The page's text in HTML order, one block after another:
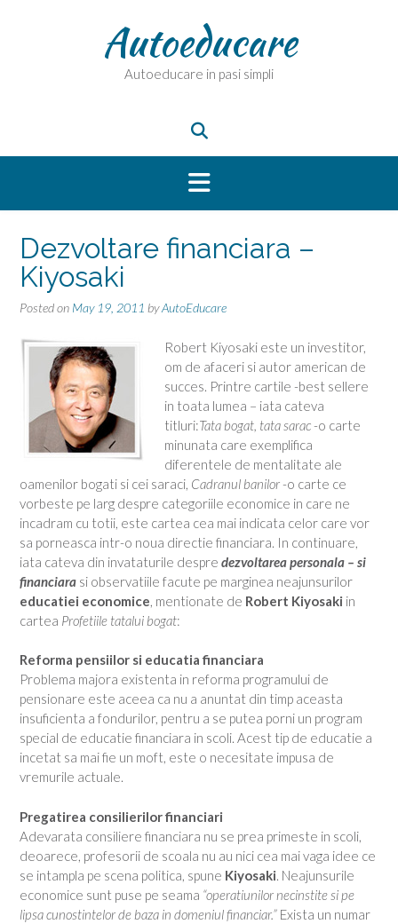
Autoeducare
Autoeducare in pasi simpli
Dezvoltare financiara –
Kiyosaki
Posted on May 19, 2011 byAutoEducare
Robert Kiyosaki este un investitor,
om de afaceri si autor american de
succes. Printre cartile -best sellere
in toata lumea – iata cateva
titluri:Tata bogat, tata sarac-o carte
minunata care exemplifica
diferentele de mentalitate ale
oamenilor bogati si cei saraci, Cadranul banilor-o carte ce
vorbeste pe larg despre categoriile economice in care ne
incadram cu totii, este cartea cea mai indicata celor care vor
sa porneasca intr-o noua directie financiara. In continuare,
iata cateva din invataturile despre dezvoltarea personala – si
financiara si observatiile facute pe marginea neajunsurilor
educatiei economice , mentionate de Robert Kiyosaki in
cartea Profetiile tatalui bogat:
Reforma pensiilor si educatia financiara
Problema majora existenta in reforma programului de
pensionare este aceea ca nu a anuntat din timp aceasta
insuficienta a fondurilor, pentru a se putea porni un program
special de educatie financiara in scoli. Acest tip de educatie a
incetat sa mai fie un moft, este o necesitate impusa de
vremurile actuale.
Pregatirea consilierilor financiari
Adevarata consiliere financiara nu se prea primeste in scoli,
deoarece, profesorii de scoala nu au nici cea mai vaga idee ce
se intampla pe scena politica, spune Kiyosaki . Neajunsurile
economice sunt puse pe seama “operatiunilor necinstite si pe
lipsa cunostintelor de baza in domeniul financiar.” Exista un numar